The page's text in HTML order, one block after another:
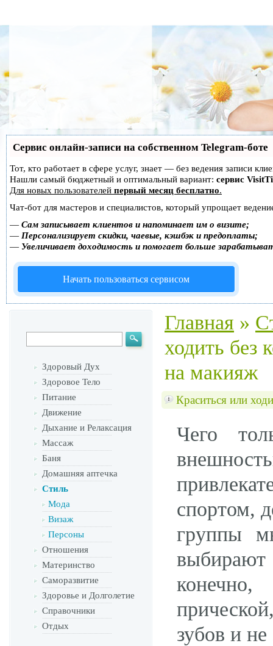
Сервис онлайн-записи на собственном Telegram-боте
Тот, кто работает в сфере услуг, знает — без ведения записи
Нашли самый бюджетный и оптимальный вариант: сервис
Для новых пользователей первый месяц бесплатно.
Чат-бот для мастеров и специалистов, который упрощает
— Сам записывает клиентов и напоминает им о визите;
— Персонализирует скидки, чаевые, кэшбэк и предоплаты;
— Увеличивает доходимость и помогает больше
Начать пользоваться сервисом
Здоровый Дух
Здоровое Тело
Питание
Движение
Дыхание и Релаксация
Массаж
Баня
Домашняя аптечка
Стиль
Мода
Визаж
Персоны
Отношения
Материнство
Саморазвитие
Здоровье и Долголетие
Справочники
Отдых
Главная »
ходить без
на макияж
Краситься или
Чего
спортом,
группы
зубов и